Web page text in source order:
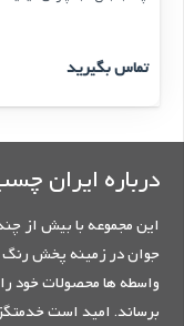
تماس بگیرید
درباره ایران
این مجموعه با بیش از
جوان در زمینه پخش رنگ
واسطه ها محصولات خود
برساند. امید است